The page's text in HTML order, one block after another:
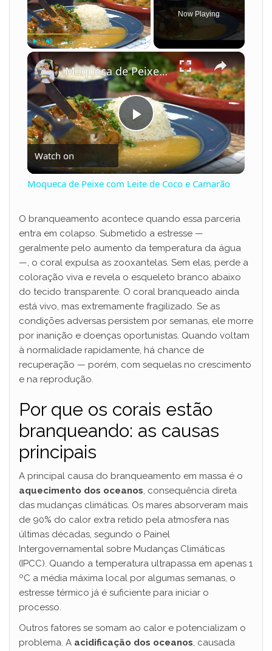
Fullscreen
Now Playing
×
P
l
y
V
i
d
o
Moqueca de Peixe com Leite de Coco e Camarão
Watch on
Moqueca de Peixe com Leite de Coco e Camarão
O branqueamento acontece quando essa parceria
entra em colapso. Submetido a estresse —
geralmente pelo aumento da temperatura da água
—, o coral expulsa as zooxantelas. Sem elas, perde a
coloração viva e revela o esqueleto branco abaixo
do tecido transparente. O coral branqueado ainda
está vivo, mas extremamente fragilizado. Se as
condições adversas persistem por semanas, ele morre
por inanição e doenças oportunistas. Quando voltam
à normalidade rapidamente, há chance de
recuperação — porém, com sequelas no crescimento
e na reprodução.
Por que os corais estão
branqueando: as causas
principais
A principal causa do branqueamento em massa é o
aquecimento dos oceanos, consequência direta
das mudanças climáticas. Os mares absorveram mais
de 90% do calor extra retido pela atmosfera nas
últimas décadas, segundo o Painel
Intergovernamental sobre Mudanças Climáticas
(IPCC). Quando a temperatura ultrapassa em apenas 1
ºC a média máxima local por algumas semanas, o
estresse térmico já é suficiente para iniciar o
processo.
Outros fatores se somam ao calor e potencializam o
problema. A acidificação dos oceanos, causada